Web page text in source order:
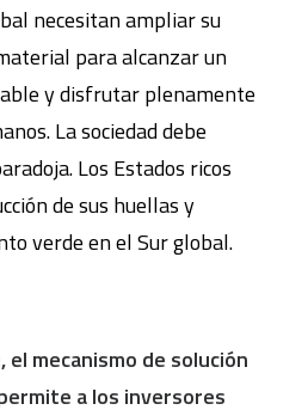
necesitan ampliar su
para alcanzar un
y disfrutar plenamente
La sociedad debe
Los Estados ricos
de sus huellas y
verde en el Sur global.
mecanismo de solución
a los inversores